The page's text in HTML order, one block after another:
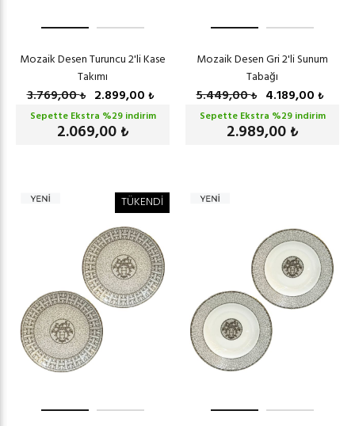
Mozaik Desen Turuncu 2'li Kase
Takımı
3.769,00₺ 2.899,00 ₺
Sepette Ekstra %29indirim
2.069,00 ₺
Mozaik Desen Gri 2'li Sunum
Tabağı
5.449,00₺ 4.189,00 ₺
Sepette Ekstra %29indirim
2.989,00 ₺
TÜKENDİ